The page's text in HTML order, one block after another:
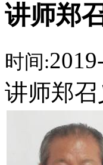
讲师郑
时间:
讲师郑召